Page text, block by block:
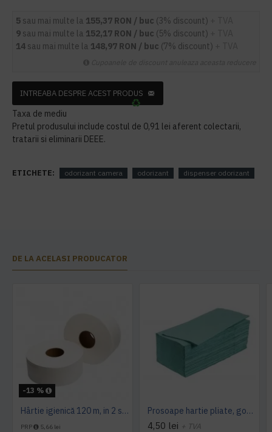
5 sau mai multe la 155,37 RON / buc (3% discount)
9 sau mai multe la 152,17 RON / buc (5% discount)
14 sau mai multe la 148,97 RON / buc (7% discount)
INTREABA DESPRE ACEST PRODUS
Taxa de mediu
Pretul produsului include costul de 0,91 lei aferent colectarii,
tratarii si eliminarii DEEE.
ETICHETE: odorizant camera odorizant dispenser odorizant
DE LA ACELASI PRODUCATOR
-13 %
Hârtie igienică 120 m, in 2 straturi, extra albă, Mini Jumbo, AQAS
PRP 5,66 lei
Prosoape hartie pliate, gofrate, verzi, 25 x 23 cm, V fold, 1 strat, AQAS, 250 buc/pachet
4,50 lei + TVA